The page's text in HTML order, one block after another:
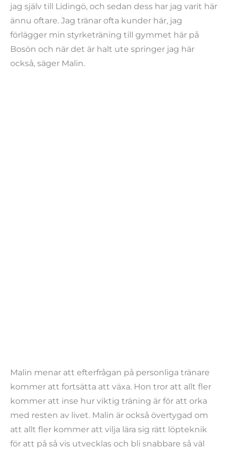
jag själv till Lidingö, och sedan dess har jag varit här
ännu oftare. Jag tränar ofta kunder här, jag
förlägger min styrketräning till gymmet här på
Bosön och när det är halt ute springer jag här
också, säger Malin.
Malin menar att efterfrågan på personliga tränare
kommer att fortsätta att växa. Hon tror att allt fler
kommer att inse hur viktig träning är för att orka
med resten av livet. Malin är också övertygad om
att allt fler kommer att vilja lära sig rätt löpteknik
för att på så vis utvecklas och bli snabbare så väl